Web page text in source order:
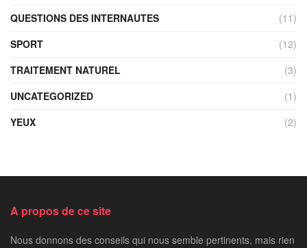
QUESTIONS DES INTERNAUTES
(11)
SPORT
(12)
TRAITEMENT NATUREL
(3)
UNCATEGORIZED
(1)
YEUX
(2)
A propos de ce site
Nous donnons des conseils qui nous semble pertinents, mais rien